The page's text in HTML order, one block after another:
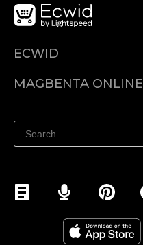
ECWID
Help center
MAGBENTA ONLINE
Ibenta sa Facebook